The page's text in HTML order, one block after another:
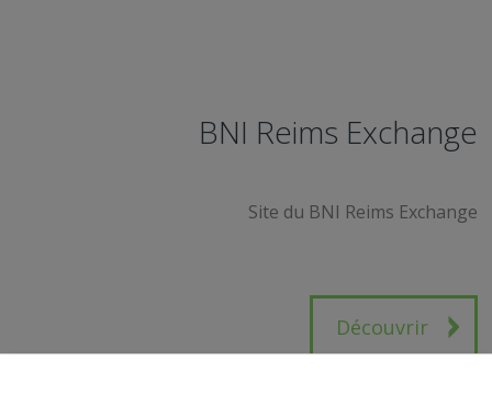
BNI Reims Exchange
Site du BNI Reims Exchange
Découvrir